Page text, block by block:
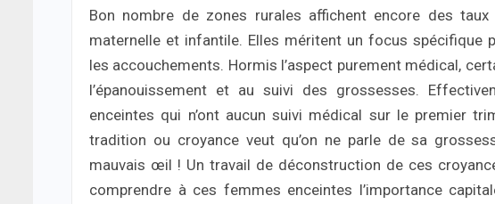
Bon nombre de zones rurales affichent encore des
maternelle et infantile. Elles méritent un focus spécifique
les accouchements. Hormis l’aspect purement médical,
l’épanouissement et au suivi des grossesses.
enceintes qui n’ont aucun suivi médical sur le premier
tradition ou croyance veut qu’on ne parle de sa
mauvais œil ! Un travail de déconstruction de ces
comprendre à ces femmes enceintes l’importance